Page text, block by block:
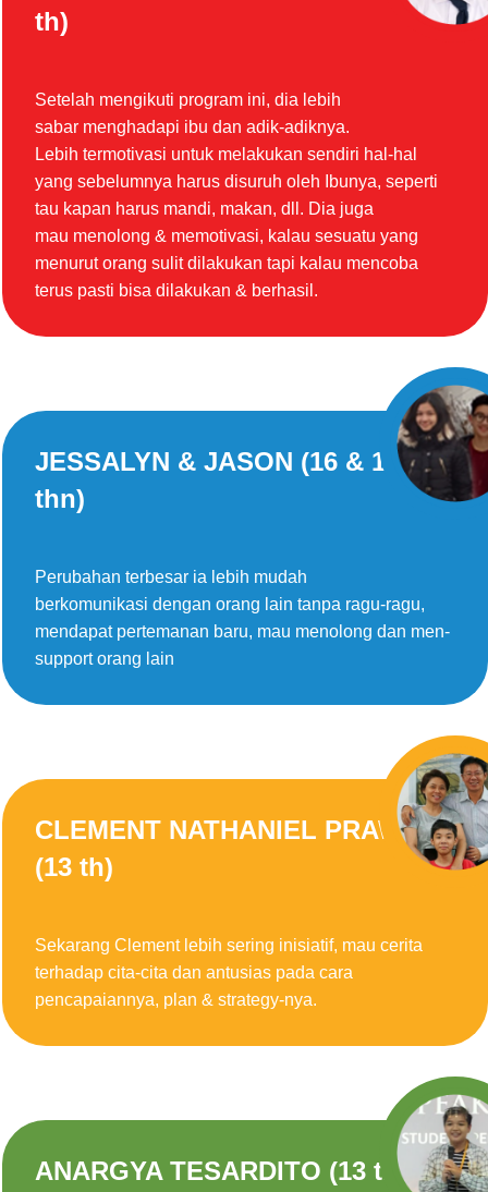
th)
Setelah mengikuti program ini, dia lebih
sabar menghadapi ibu dan adik-adiknya.
Lebih termotivasi untuk melakukan sendiri hal-hal
yang sebelumnya harus disuruh oleh Ibunya, seperti
tau kapan harus mandi, makan, dll. Dia juga
mau menolong & memotivasi, kalau sesuatu yang
menurut orang sulit dilakukan tapi kalau mencoba
terus pasti bisa dilakukan & berhasil.
JESSALYN & JASON (16 & 14
thn)
Perubahan terbesar ia lebih mudah
berkomunikasi dengan orang lain tanpa ragu-ragu,
mendapat pertemanan baru, mau menolong dan men-
support orang lain
CLEMENT NATHANIEL PRAWIRA
(13 th)
Sekarang Clement lebih sering inisiatif, mau cerita
terhadap cita-cita dan antusias pada cara
pencapaiannya, plan & strategy-nya.
ANARGYA TESARDITO (13 th)